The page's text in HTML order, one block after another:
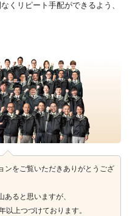
くリピート手配ができるよう、
をご覧いただきありがとうござ
ると思いますが、
以上つづけております。